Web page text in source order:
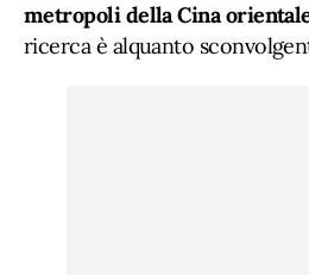
metropoli della Cina
ricerca è alquanto